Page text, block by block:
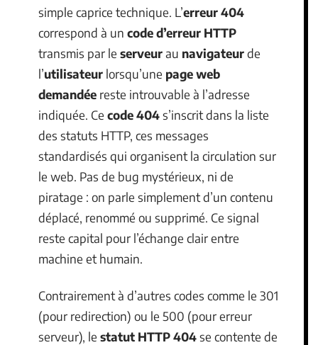
simple caprice technique. L’erreur 404
correspond à un code d’erreur HTTP
transmis par le serveurau navigateurde
l’utilisateur lorsqu’une page web
demandée reste introuvable à l’adresse
indiquée. Ce code 404s’inscrit dans la liste
des statuts HTTP, ces messages
standardisés qui organisent la circulation sur
le web. Pas de bug mystérieux, ni de
piratage : on parle simplement d’un contenu
déplacé, renommé ou supprimé. Ce signal
reste capital pour l’échange clair entre
machine et humain.
Contrairement à d’autres codes comme le 301
(pour redirection) ou le 500 (pour erreur
serveur), le statut HTTP 404se contente de